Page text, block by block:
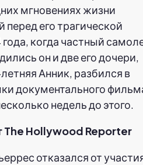
мгновениях жизни
его трагической
когда частный
он и две его дочери,
Анник, разбился в
документального
недель до этого.
The Hollywood Reporter
отказался от